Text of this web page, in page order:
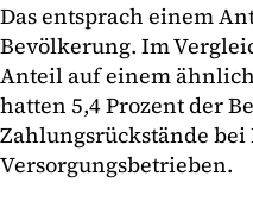
Das entsprach einem
Bevölkerung. Im
Anteil auf einem
hatten 5,4 Prozent der
Zahlungsrückstände bei
Versorgungsbetrieben.